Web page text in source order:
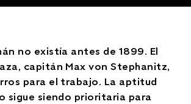
no existía antes de 1899. El
capitán Max von Stephanitz,
para el trabajo. La aptitud
sigue siendo prioritaria para